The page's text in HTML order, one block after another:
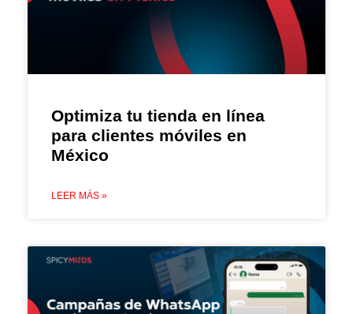
Optimiza tu tienda en línea
para clientes móviles en
México
LEER MÁS »